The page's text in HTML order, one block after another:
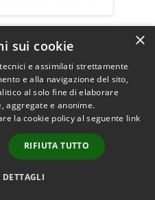
del
×
sui cookie
e assimilati strettamente
e alla navigazione del sito,
al solo fine di elaborare
aggregate e anonime.
la cookie policy al seguente link
RIFIUTA TUTTO
DETTAGLI